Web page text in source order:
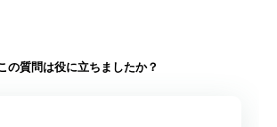
の質問は役に立ちましたか？